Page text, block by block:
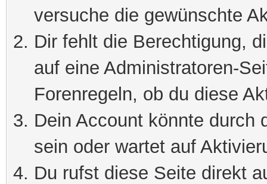
versuche die gewünschte
Dir fehlt die Berechtigung,
auf eine Administratoren-
Forenregeln, ob du diese
Dein Account könnte durch
sein oder wartet auf
Du rufst diese Seite direkt